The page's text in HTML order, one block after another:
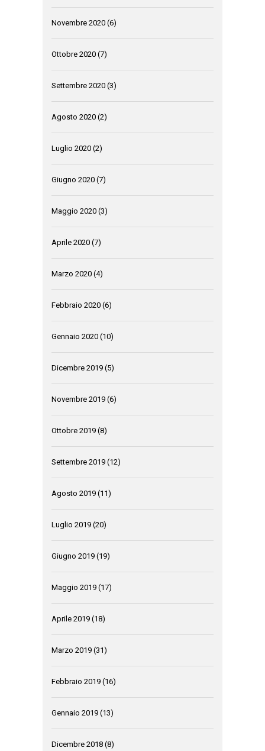
Novembre 2020 (6)
Ottobre 2020 (7)
Settembre 2020 (3)
Agosto 2020 (2)
Luglio 2020 (2)
Giugno 2020 (7)
Maggio 2020 (3)
Aprile 2020 (7)
Marzo 2020 (4)
Febbraio 2020 (6)
Gennaio 2020 (10)
Dicembre 2019 (5)
Novembre 2019 (6)
Ottobre 2019 (8)
Settembre 2019 (12)
Agosto 2019 (11)
Luglio 2019 (20)
Giugno 2019 (19)
Maggio 2019 (17)
Aprile 2019 (18)
Marzo 2019 (31)
Febbraio 2019 (16)
Gennaio 2019 (13)
Dicembre 2018 (8)